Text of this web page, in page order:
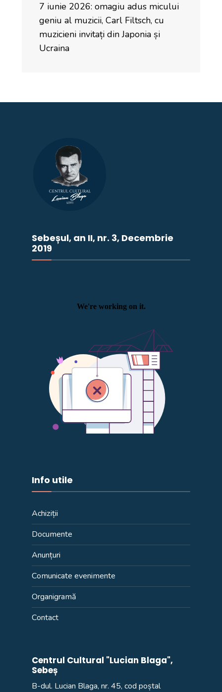
7 iunie 2026: omagiu adus micului
geniu al muzicii, Carl Filtsch, cu
muzicieni invitați din Japonia și
Ucraina
Sebeșul, an II, nr. 3, Decembrie
2019
Info utile
Achiziții
Documente
Anunțuri
Comunicate evenimente
Organigramă
Contact
Centrul Cultural "Lucian Blaga",
Sebeș
B-dul. Lucian Blaga, nr. 45, cod poștal